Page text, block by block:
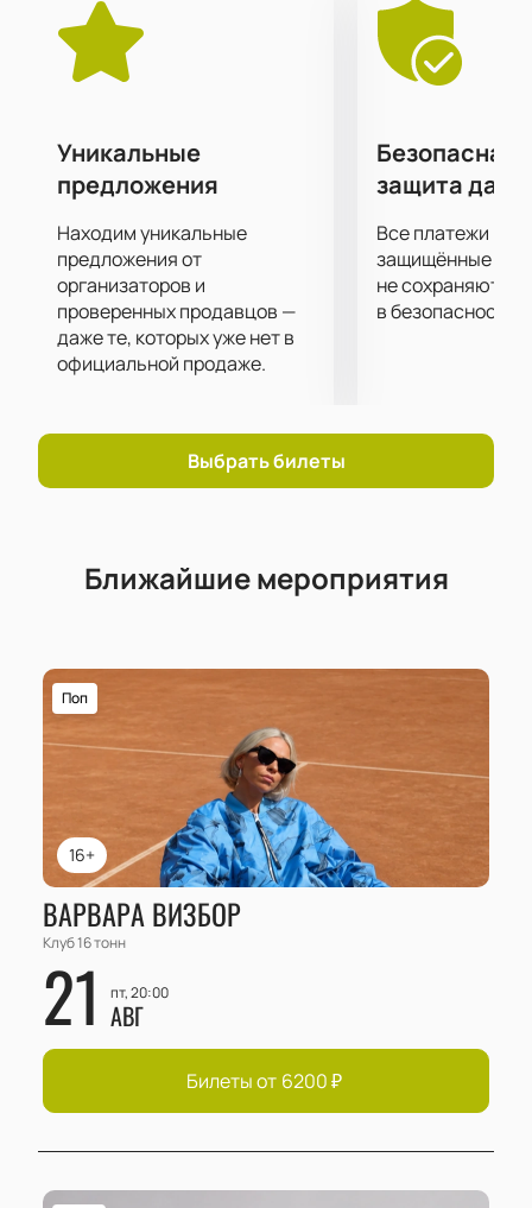
положительной энергии и отличного настроения,
посетив первоклассное шоу, подготовленное для
вас любимым исполнителем!
Уникальные
предложения
Находим уникальные
предложения от
организаторов и
проверенных продавцов —
даже те, которых уже нет в
официальной продаже.
Безопасная
защита
Все платежи
защищённые
не сохраняются
в безопасности.
Выбрать билеты
Ближайшие мероприятия
16+
Поп
ВАРВАРА ВИЗБОР
Клуб 16 тонн
21 пт, 20:00
АВГ
Билеты от 6200₽